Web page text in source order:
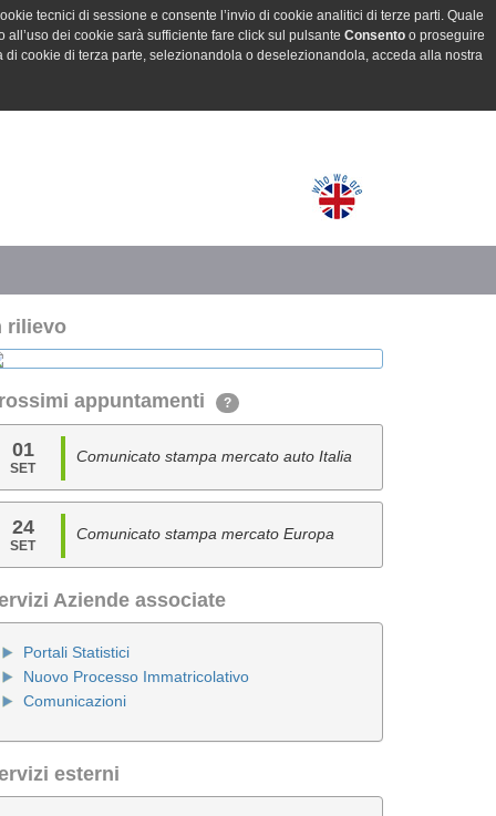
tecnici di sessione e consente l’invio di cookie analitici di terze parti. Quale
dei cookie sarà sufficiente fare click sul pulsante Consentoo proseguire
cookie di terza parte, selezionandola o deselezionandola, acceda alla nostra
rilievo
appuntamenti ?
01
SET
Comunicato stampa mercato auto Italia
24
SET
Comunicato stampa mercato Europa
Aziende associate
Portali Statistici
Nuovo Processo Immatricolativo
Comunicazioni
esterni